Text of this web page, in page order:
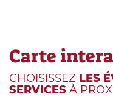
Carte
CHOISISSEZ LES
SERVICES À